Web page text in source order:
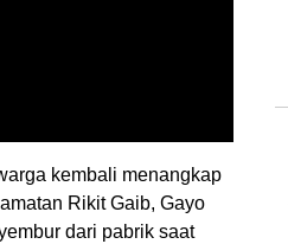
kembali menangkap
Rikit Gaib, Gayo
dari pabrik saat